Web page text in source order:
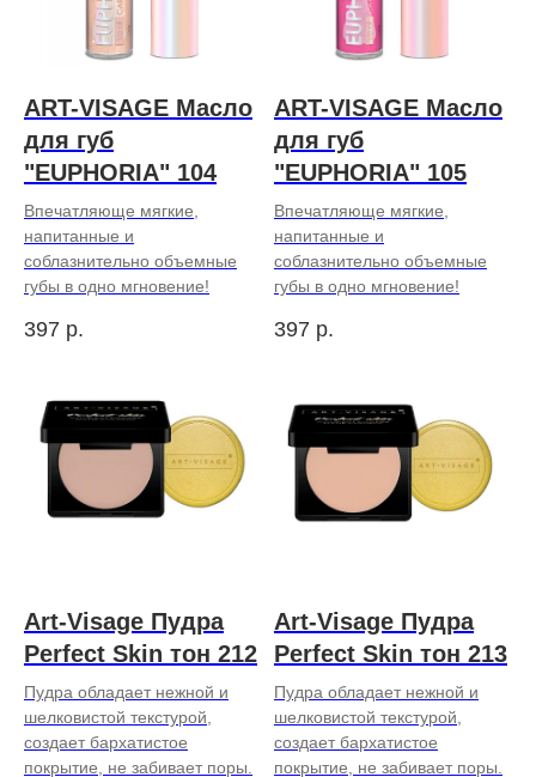
ART-VISAGE Масло
для губ
"EUPHORIA" 104
Впечатляюще мягкие,
напитанные и
соблазнительно объемные
губы в одно мгновение!
397 р.
ART-VISAGE Масло
для губ
"EUPHORIA" 105
Впечатляюще мягкие,
напитанные и
соблазнительно объемные
губы в одно мгновение!
397 р.
Art-Visage Пудра
Perfect Skin тон 212
Пудра обладает нежной и
шелковистой текстурой,
создает бархатистое
покрытие, не забивает поры.
Art-Visage Пудра
Perfect Skin тон 213
Пудра обладает нежной и
шелковистой текстурой,
создает бархатистое
покрытие, не забивает поры.